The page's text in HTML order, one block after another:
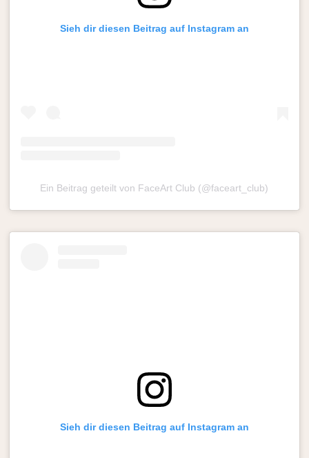
Sieh dir diesen Beitrag auf Instagram an
Ein Beitrag geteilt von FaceArt Club (@faceart_club)
Sieh dir diesen Beitrag auf Instagram an